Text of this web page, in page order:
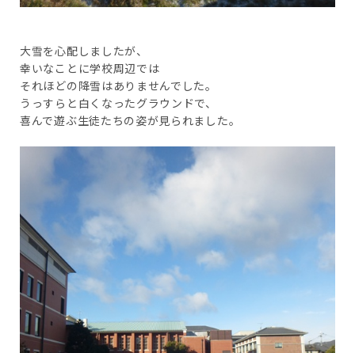
大雪を心配しましたが、
幸いなことに学校周辺では
それほどの降雪はありませんでした。
うっすらと白くなったグラウンドで、
喜んで遊ぶ生徒たちの姿が見られました。